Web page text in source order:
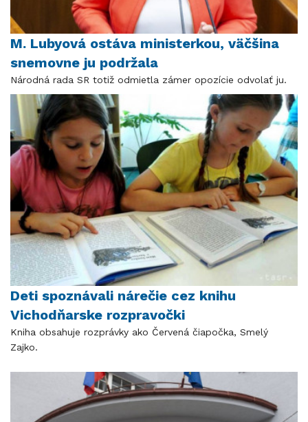
M. Lubyová ostáva ministerkou, väčšina
snemovne ju podržala
Národná rada SR totiž odmietla zámer opozície odvolať ju.
Deti spoznávali nárečie cez knihu
Vichodňarske rozpravočki
Kniha obsahuje rozprávky ako Červená čiapočka, Smelý
Zajko.